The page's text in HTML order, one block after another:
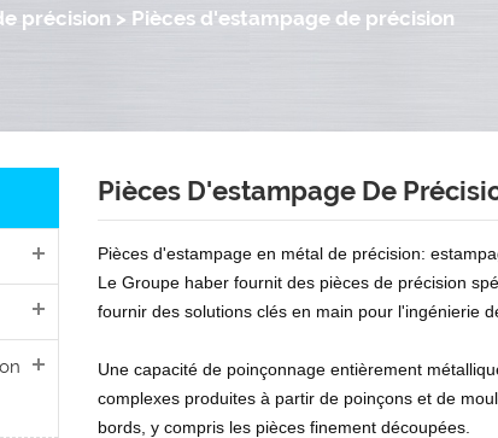
précision > Pièces d'estampage de précision
Pièces D'estampage De
Pièces d'estampage en métal de précision:
Le Groupe haber fournit des pièces de précision
fournir des solutions clés en main pour l'ingénierie
Une capacité de poinçonnage entièrement
complexes produites à partir de poinçons et de
bords, y compris les pièces finement découpées.